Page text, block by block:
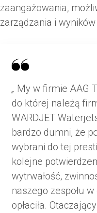
zaangażowania,
zarządzania i
„ My w firmie AAG
do której należą
WARDJET
bardzo dumni, że
wybrani do tej
kolejne
wytrwałość,
naszego zespołu
opłaciła.